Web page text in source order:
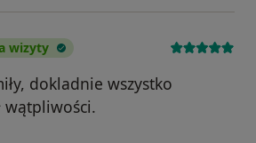
wizyty
dokladnie wszystko
wątpliwości.